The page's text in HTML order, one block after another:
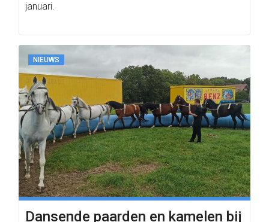
januari.
NIEUWS
Dansende paarden en kamelen bij